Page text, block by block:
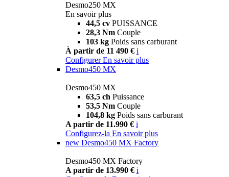
Desmo250 MX
En savoir plus
44,5 cv PUISSANCE
28,3 Nm Couple
103 kg Poids sans carburant
À partir de 11 490 € i
Configurer En savoir plus
Desmo450 MX
Desmo450 MX
63,5 ch Puissance
53,5 Nm Couple
104,8 kg Poids sans carburant
A partir de 11.990 € i
Configurez-la En savoir plus
new Desmo450 MX Factory
Desmo450 MX Factory
A partir de 13.990 € i